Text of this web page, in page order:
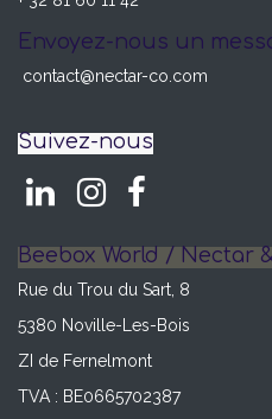
Envoyez-nous un
contact@nectar-co.com
Suivez-nous
Beebox World / Nectar
Rue du Trou du Sart, 8
5380 Noville-Les-Bois
ZI de Fernelmont
TVA : BE0665702387